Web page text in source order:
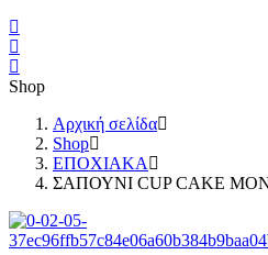
Shop
Αρχική σελίδα
Shop
ΕΠΟΧΙΑΚΑ
ΣΑΠΟΥΝΙ CUP CAKE